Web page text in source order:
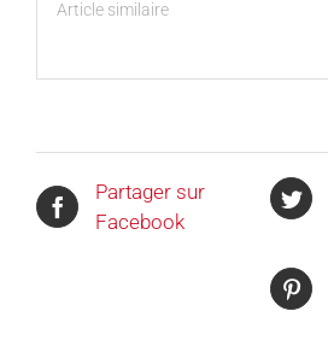
Article similaire
Partager sur
Facebook